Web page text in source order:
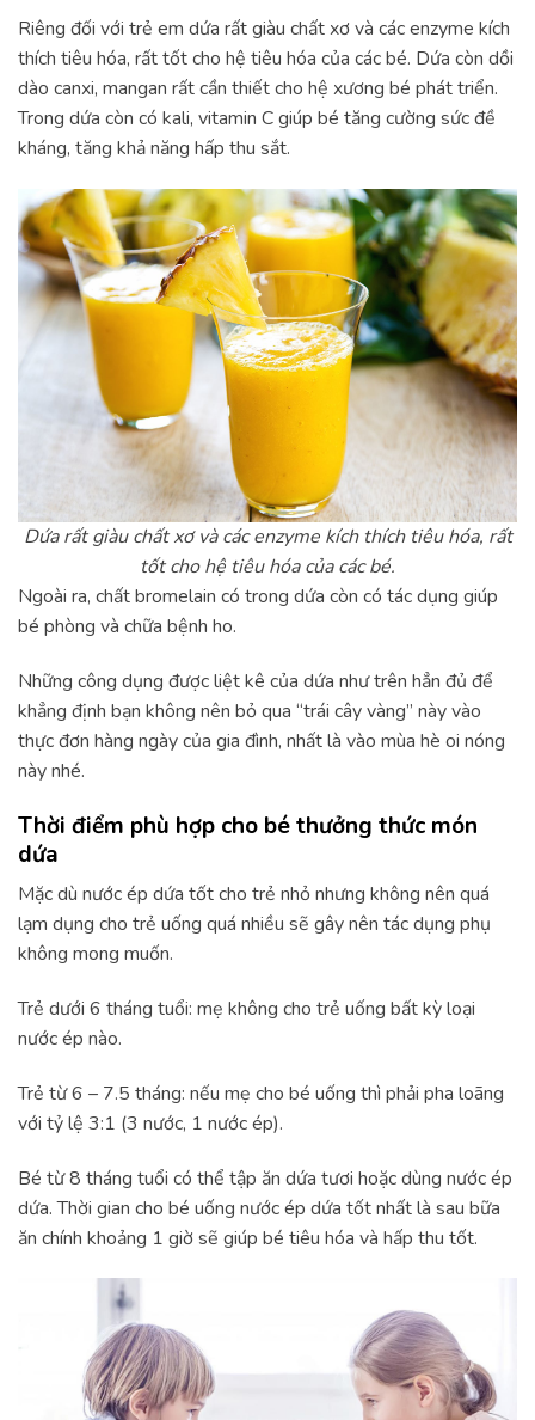
Riêng đối với trẻ em dứa rất giàu chất xơ và các enzyme kích
thích tiêu hóa, rất tốt cho hệ tiêu hóa của các bé. Dứa còn dồi
dào canxi, mangan rất cần thiết cho hệ xương bé phát triển.
Trong dứa còn có kali, vitamin C giúp bé tăng cường sức đề
kháng, tăng khả năng hấp thu sắt.
Dứa rất giàu chất xơ và các enzyme kích thích tiêu hóa, rất
tốt cho hệ tiêu hóa của các bé.
Ngoài ra, chất bromelain có trong dứa còn có tác dụng giúp
bé phòng và chữa bệnh ho.
Những công dụng được liệt kê của dứa như trên hẳn đủ để
khẳng định bạn không nên bỏ qua “trái cây vàng” này vào
thực đơn hàng ngày của gia đình, nhất là vào mùa hè oi nóng
này nhé.
Thời điểm phù hợp cho bé thưởng thức món
dứa
Mặc dù nước ép dứa tốt cho trẻ nhỏ nhưng không nên quá
lạm dụng cho trẻ uống quá nhiều sẽ gây nên tác dụng phụ
không mong muốn.
Trẻ dưới 6 tháng tuổi: mẹ không cho trẻ uống bất kỳ loại
nước ép nào.
Trẻ từ 6 – 7.5 tháng: nếu mẹ cho bé uống thì phải pha loãng
với tỷ lệ 3:1 (3 nước, 1 nước ép).
Bé từ 8 tháng tuổi có thể tập ăn dứa tươi hoặc dùng nước ép
dứa. Thời gian cho bé uống nước ép dứa tốt nhất là sau bữa
ăn chính khoảng 1 giờ sẽ giúp bé tiêu hóa và hấp thu tốt.